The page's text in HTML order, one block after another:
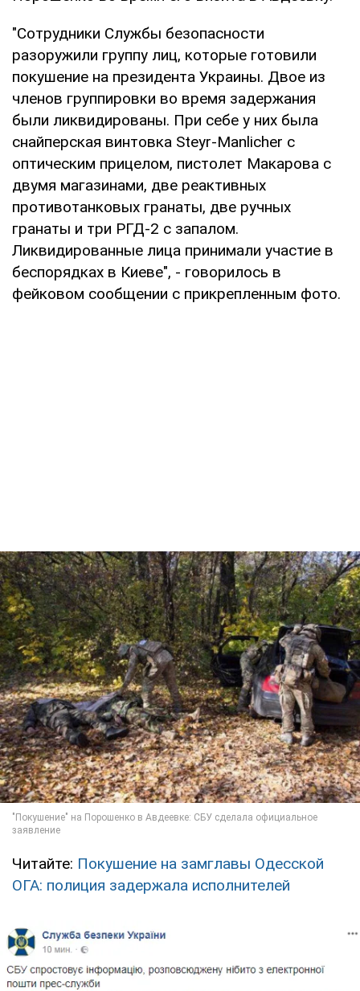
"Сотрудники Службы безопасности
разоружили группу лиц, которые готовили
покушение на президента Украины. Двое из
членов группировки во время задержания
были ликвидированы. При себе у них была
снайперская винтовка Steyr-Manlicher с
оптическим прицелом, пистолет Макарова с
двумя магазинами, две реактивных
противотанковых гранаты, две ручных
гранаты и три РГД-2 с запалом.
Ликвидированные лица принимали участие в
беспорядках в Киеве", - говорилось в
фейковом сообщении с прикрепленным фото.
Читайте: Покушение на замглавы Одесской
ОГА: полиция задержала исполнителей